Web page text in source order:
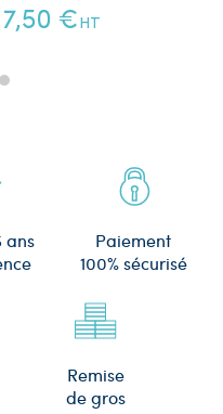
7,50 € HT
ans
Paiement
100% sécurisé
Remise
de gros